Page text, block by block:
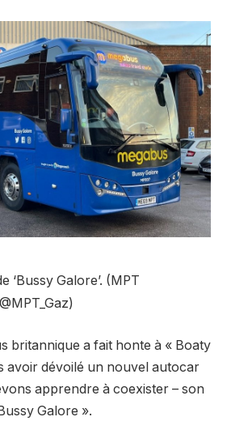
‘Bussy Galore’. (MPT
britannique a fait honte à « Boaty
avoir dévoilé un nouvel autocar
apprendre à coexister – son
Galore ».